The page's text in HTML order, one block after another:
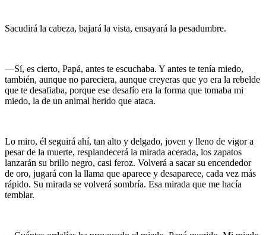
Sacudirá la cabeza, bajará la vista, ensayará la pesadumbre.
—Sí, es cierto, Papá, antes te escuchaba. Y antes te tenía miedo,
también, aunque no pareciera, aunque creyeras que yo era la rebelde
que te desafiaba, porque ese desafío era la forma que tomaba mi
miedo, la de un animal herido que ataca.
Lo miro, él seguirá ahí, tan alto y delgado, joven y lleno de vigor a
pesar de la muerte, resplandecerá la mirada acerada, los zapatos
lanzarán su brillo negro, casi feroz. Volverá a sacar su encendedor
de oro, jugará con la llama que aparece y desaparece, cada vez más
rápido. Su mirada se volverá sombría. Esa mirada que me hacía
temblar.